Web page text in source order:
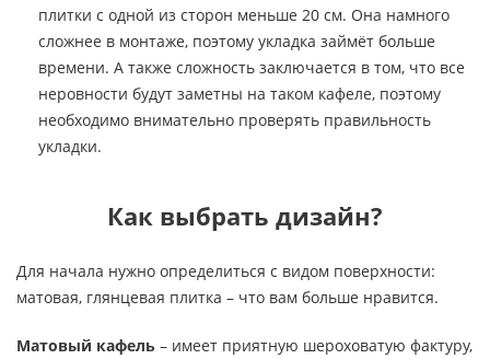
плитки с одной из сторон меньше 20 см. Она намного
сложнее в монтаже, поэтому укладка займёт больше
времени. А также сложность заключается в том, что все
неровности будут заметны на таком кафеле, поэтому
необходимо внимательно проверять правильность
укладки.
Как выбрать дизайн?
Для начала нужно определиться с видом поверхности:
матовая, глянцевая плитка – что вам больше нравится.
Матовый кафель – имеет приятную шероховатую фактуру,